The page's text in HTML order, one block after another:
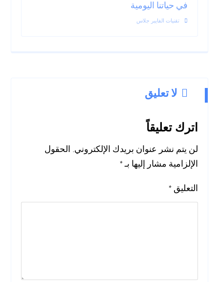
في حياتنا اليومية
تقنيات الفايبر جلاس
لا تعليق
اترك تعليقاً
لن يتم نشر عنوان بريدك الإلكتروني. الحقول
الإلزامية مشار إليها بـ*
التعليق*